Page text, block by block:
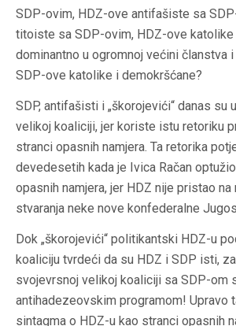
SDP-ovim, HDZ-ove antifašiste sa
titoiste sa SDP-ovim, HDZ-ove katolike
dominantno u ogromnoj većini članstva
SDP-ove katolike i demokršćane?
SDP, antifašisti i „škorojevići“ danas su
velikoj koaliciji, jer koriste istu retoriku
stranci opasnih namjera. Ta retorika
devedesetih kada je Ivica Račan
opasnih namjera, jer HDZ nije pristao
stvaranja neke nove konfederalne
Dok „škorojevići“ politikantski HDZ-u
koaliciju tvrdeći da su HDZ i SDP isti,
svojevrsnoj velikoj koaliciji sa SDP-om
antihadezeovskim programom! Upravo
sintagma o HDZ-u kao stranci opasnih